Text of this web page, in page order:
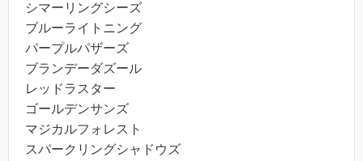
シマーリングシーズ
ブルーライトニング
パープルパザーズ
ブランデーダズール
レッドラスター
ゴールデンサンズ
マジカルフォレスト
スパークリングシャドウズ